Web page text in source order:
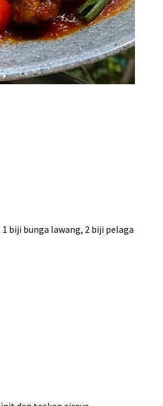
biji bunga lawang, 2 biji pelaga